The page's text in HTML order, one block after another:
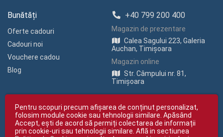
Bunătăți
Oferte cadouri
Cadouri noi
Vouchere cadou
Blog
+40 799 200 400
Magazin de prezentare
Calea Sagului 223, Galeria
Auchan, Timișoara
Magazin online
Str. Câmpului nr. 81,
Timișoara
Pentru scopuri precum afișarea de conținut personalizat,
folosim module cookie sau tehnologii similare. Apăsând
Accept, ești de acord să permiți colectarea de informații
prin cookie-uri sau tehnologii similare. Află in sectiunea